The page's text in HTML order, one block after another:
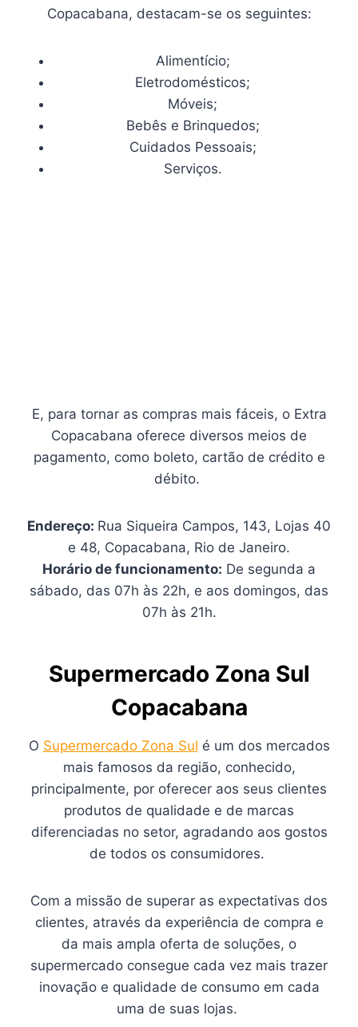
Copacabana, destacam-se os seguintes:
Alimentício;
Eletrodomésticos;
Móveis;
Bebês e Brinquedos;
Cuidados Pessoais;
Serviços.
E, para tornar as compras mais fáceis, o Extra
Copacabana oferece diversos meios de
pagamento, como boleto, cartão de crédito e
débito.
Endereço: Rua Siqueira Campos, 143, Lojas 40
e 48, Copacabana, Rio de Janeiro.
Horário de funcionamento: De segunda a
sábado, das 07h às 22h, e aos domingos, das
07h às 21h.
Supermercado Zona Sul
Copacabana
O Supermercado Zona Sul é um dos mercados
mais famosos da região, conhecido,
principalmente, por oferecer aos seus clientes
produtos de qualidade e de marcas
diferenciadas no setor, agradando aos gostos
de todos os consumidores.
Com a missão de superar as expectativas dos
clientes, através da experiência de compra e
da mais ampla oferta de soluções, o
supermercado consegue cada vez mais trazer
inovação e qualidade de consumo em cada
uma de suas lojas.